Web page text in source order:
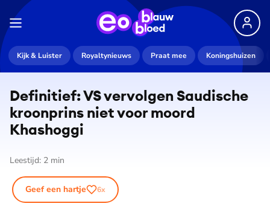
Kijk & Luister Royaltynieuws Praat mee Koningshuizen
Definitief: VS vervolgen Saudische
kroonprins niet voor moord
Khashoggi
Leestijd: 2 min
Geef een hartje 6x